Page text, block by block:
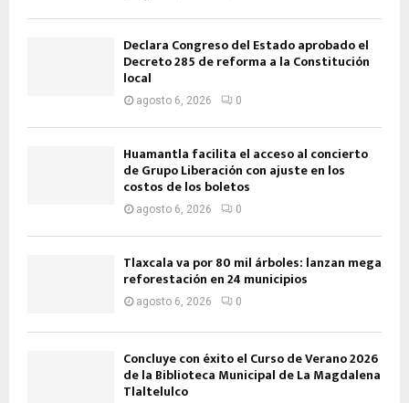
Declara Congreso del Estado aprobado el
Decreto 285 de reforma a la Constitución
local
agosto 6, 2026 0
Huamantla facilita el acceso al concierto
de Grupo Liberación con ajuste en los
costos de los boletos
agosto 6, 2026 0
Tlaxcala va por 80 mil árboles: lanzan mega
reforestación en 24 municipios
agosto 6, 2026 0
Concluye con éxito el Curso de Verano 2026
de la Biblioteca Municipal de La Magdalena
Tlaltelulco